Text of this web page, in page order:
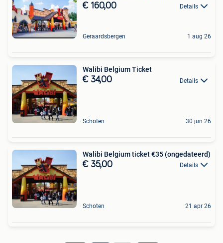
€ 160,00 Details
Geraardsbergen 1 aug 26
Walibi Belgium Ticket
€ 34,00 Details
Schoten 30 jun 26
Walibi Belgium ticket €35 (ongedateerd)
€ 35,00 Details
Schoten 21 apr 26